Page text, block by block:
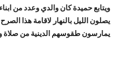
ويتابع حميدة كان والدي وعدد من ابناء
يصلون الليل بالنهار لاقامة هذا
يمارسون طقوسهم الدينية من صلاة